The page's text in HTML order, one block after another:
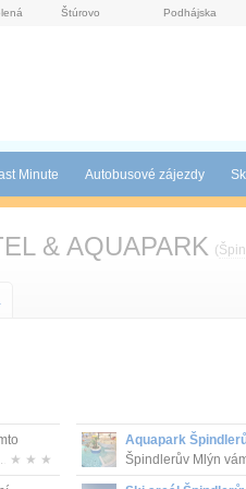
Štúrovo Podhájska
Minute Autobusové zájezdy
& AQUAPARK (
★ ★ ★
Aquapark
Špindlerův Mlýn